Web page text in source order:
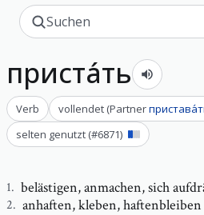
приста́ть
Verb vollendet (Partner
selten genutzt (#6871)
1. belästigen,anmachen, sich
2. anhaften,kleben, haftenbleiben